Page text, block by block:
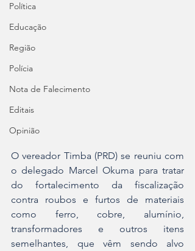
Política
Educação
Região
Polícia
Nota de Falecimento
Editais
Opinião
O vereador Timba (PRD) se reuniu com
o delegado Marcel Okuma para tratar
do fortalecimento da fiscalização
contra roubos e furtos de materiais
como ferro, cobre, alumínio,
transformadores e outros itens
semelhantes, que vêm sendo alvo